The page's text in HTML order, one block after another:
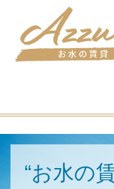
“お水の